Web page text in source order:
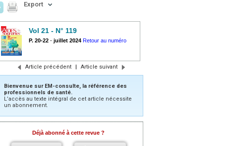
Export
Vol 21 - N° 119
P. 20-22 - juillet 2024 Retour au numéro
Article précédent | Article suivant
Bienvenue sur EM-consulte, la référence des
professionnels de santé.
L’accès au texte intégral de cet article nécessite
un abonnement.
Déjà abonné à cette revue ?